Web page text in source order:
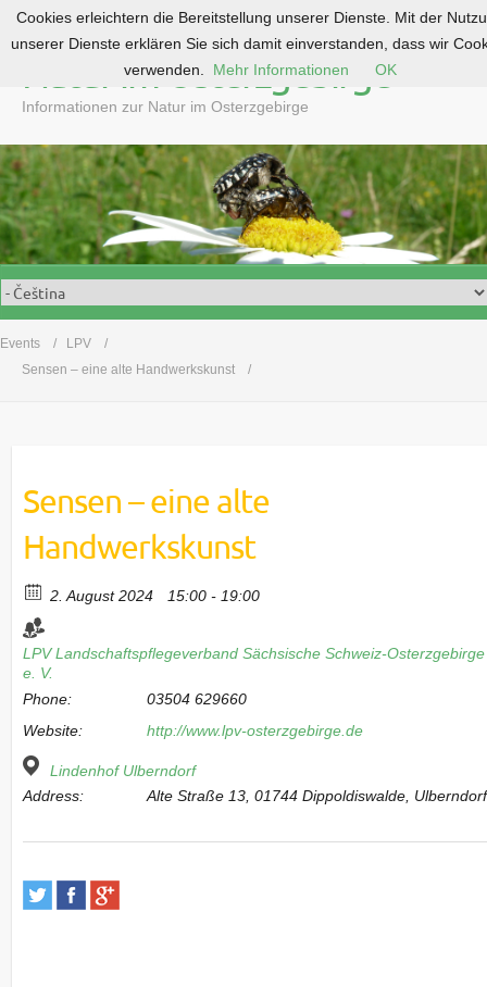
o
c
o
n
e
n
Natur im Osterzgebirge
Informationen zur Natur im Osterzgebirge
Events
LPV
Sensen – eine alte Handwerkskunst
Sensen – eine alte
Handwerkskunst
2. August 2024 15:00 - 19:00
LPV Landschaftspflegeverband Sächsische Schweiz-Osterzgebirge
e. V.
Phone:
03504 629660
Website:
http://www.lpv-osterzgebirge.de
Lindenhof Ulberndorf
Address:
Alte Straße 13, 01744 Dippoldiswalde, Ulberndorf
Cookies erleichtern die Bereitstellung unserer Dienste. Mit der
unserer Dienste erklären Sie sich damit einverstanden, dass wir
verwenden.
Mehr Informationen OK